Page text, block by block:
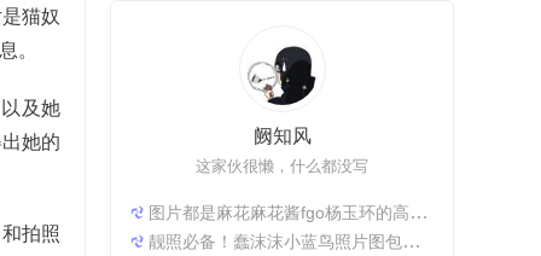
猫奴
。
及她
她的
拍照
阙知风
这家伙很懒，什么都没写
图片都是麻花麻花酱fgo杨玉环的高清照片，太好看了
靓照必备！蠢沫沫小蓝鸟照片图包合集